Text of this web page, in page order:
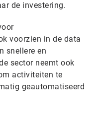
de investering.
voorzien in de data
snellere en
sector neemt ook
activiteiten te
geautomatiseerd